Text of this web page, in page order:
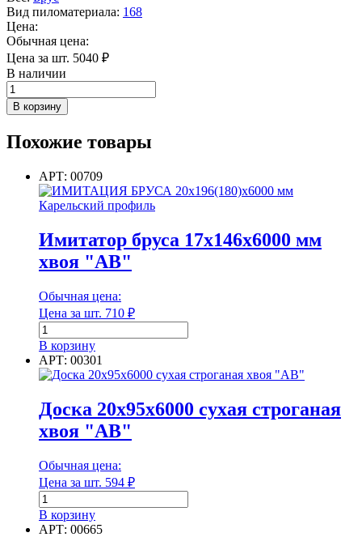
Вид пиломатериала: 168
Цена:
Обычная цена:
Цена за шт. 5040 ₽
В наличии
Количество
товара
Брус
200х200х6000
В корзину
Похожие товары
АРТ: 00709
Имитатор бруса 17х146х6000 мм
хвоя "АВ"
Обычная цена:
Цена за шт. 710 ₽
Количество
товара
Имитатор
бруса
17х146х6000
мм
хвоя
"АВ"
В корзину
АРТ: 00301
Доска 20х95х6000 сухая строганая
хвоя "АВ"
Обычная цена:
Цена за шт. 594 ₽
Количество
товара
Доска
В корзину
АРТ: 00665